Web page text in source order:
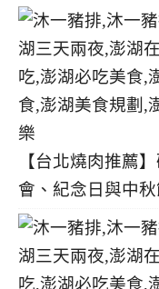
【台北燒肉推薦
會、紀念日與中